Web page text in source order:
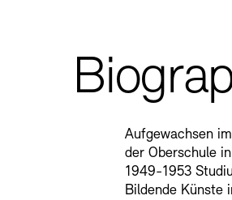
Vermietungen und
Aufgewachsen
der Oberschule
1949-1953
Bildende Künste